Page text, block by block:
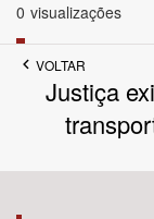
0 visualizações
VOLTAR
Justiça